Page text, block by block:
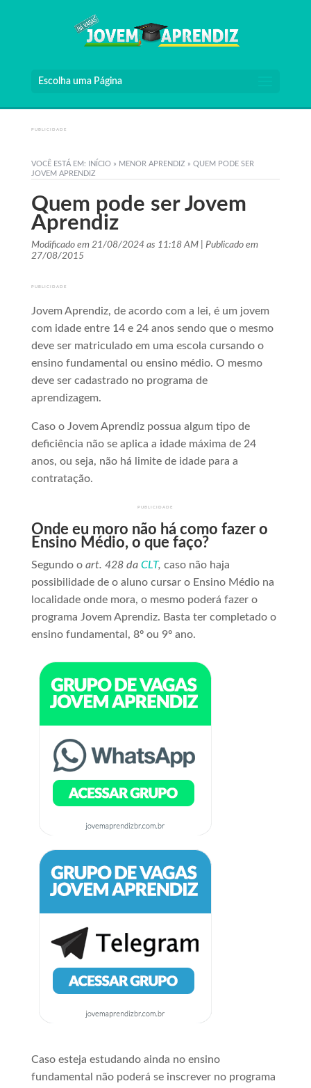
Escolha uma Página
PUBLICIDADE
VOCÊ ESTÁ EM: INÍCIO» MENOR APRENDIZ» QUEM PODE SER
JOVEM APRENDIZ
Quem pode ser Jovem
Aprendiz
Modificado em 21/08/2024 as 11:18 AM | Publicado em
27/08/2015
PUBLICIDADE
Jovem Aprendiz, de acordo com a lei, é um jovem
com idade entre 14 e 24 anos sendo que o mesmo
deve ser matriculado em uma escola cursando o
ensino fundamental ou ensino médio. O mesmo
deve ser cadastrado no programa de
aprendizagem.
Caso o Jovem Aprendiz possua algum tipo de
deficiência não se aplica a idade máxima de 24
anos, ou seja, não há limite de idade para a
contratação.
PUBLICIDADE
Onde eu moro não há como fazer o
Ensino Médio, o que faço?
Segundo o art. 428 da CLT, caso não haja
possibilidade de o aluno cursar o Ensino Médio na
localidade onde mora, o mesmo poderá fazer o
programa Jovem Aprendiz. Basta ter completado o
ensino fundamental, 8º ou 9º ano.
Caso esteja estudando ainda no ensino
fundamental não poderá se inscrever no programa